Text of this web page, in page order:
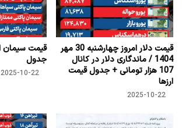
قیمت دلار امروز چهارشنبه 30 مهر
1404 / ماندگاری دلار در کانال
107 هزار تومانی + جدول قیمت
ارزها
2025-10-22
جدول
2025-10-22